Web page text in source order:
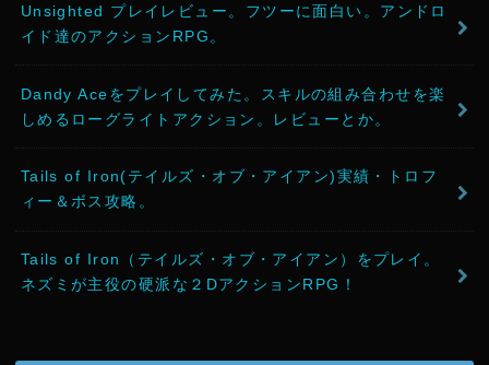
Unsighted プレイレビュー。フツーに面白い。アンドロ
イド達のアクションRPG。
Dandy Aceをプレイしてみた。スキルの組み合わせを楽
しめるローグライトアクション。レビューとか。
Tails of Iron(テイルズ・オブ・アイアン)実績・トロフ
ィー＆ボス攻略。
Tails of Iron（テイルズ・オブ・アイアン）をプレイ。
ネズミが主役の硬派な２DアクションRPG！